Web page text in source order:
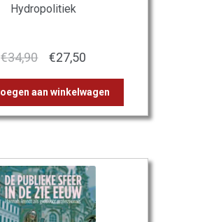
Hydropolitiek
€34,90
Oorspronkelijke
prijs
was:
€34,90.
€27,50Huidige
prijs
is:
€27,50.
aan winkelwagen